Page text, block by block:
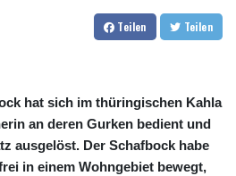
Teilen Teilen
hat sich im thüringischen Kahla
an deren Gurken bedient und
ausgelöst. Der Schafbock habe
in einem Wohngebiet bewegt,